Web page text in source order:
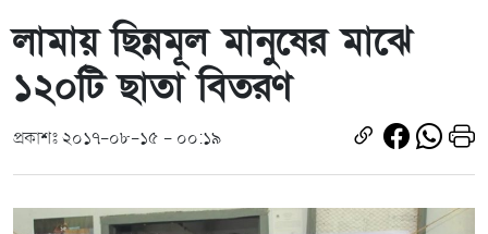
লামায় ছিন্নমূল মানুষের মাঝে
১২০টি ছাতা বিতরণ
প্রকাশঃ ২০১৭-০৮-১৫ - ০০:১৯